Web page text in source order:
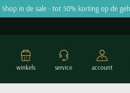
Shop in de sale - tot 50% korting op de
winkels service account